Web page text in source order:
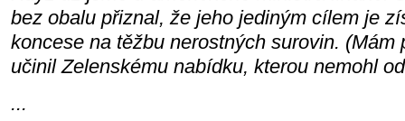
bez obalu přiznal, že jeho jediným cílem je
koncese na těžbu nerostných surovin. (Mám
učinil Zelenskému nabídku, kterou nemohl
...